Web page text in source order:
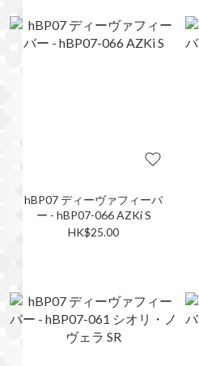
hBP07 ディーヴァフィーバ
ー - hBP07-066 AZKi S
HK$25.00